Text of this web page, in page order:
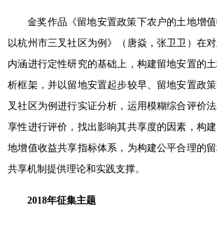
金奖作品《留地安置政策下农户的土地增
以杭州市三叉社区为例》（唐焱，张卫卫）在
内涵进行定性研究的基础上，构建留地安置的
析框架，并以留地安置起步较早、留地安置政
叉社区为例进行实证分析，运用模糊综合评价
享性进行评价，找出影响其共享度的因素，构
地增值收益共享指标体系，为构建公平合理的
共享机制提供理论和实践支撑。
2018年征集主题